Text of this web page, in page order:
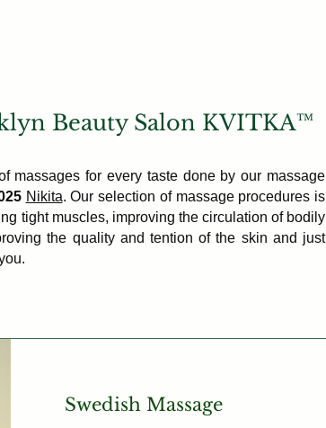
Beauty Salon KVITKA™
massages for every taste done by our massage
Nikita. Our selection of massage procedures is
tight muscles, improving the circulation of bodily
the quality and tention of the skin and just
Swedish Massage